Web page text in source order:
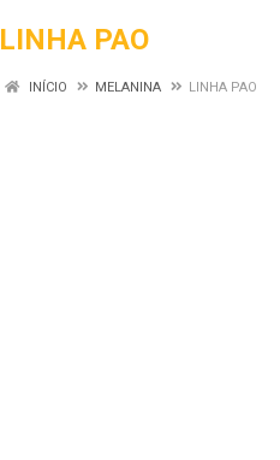
LINHA PAO
INÍCIO MELANINA LINHA PAO